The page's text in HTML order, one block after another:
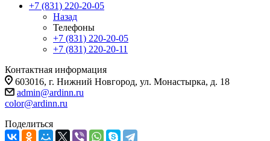
+7 (831) 220-20-05
Назад
Телефоны
+7 (831) 220-20-05
+7 (831) 220-20-11
Контактная информация
603016, г. Нижний Новгород, ул. Монастырка, д. 18
admin@ardinn.ru
color@ardinn.ru
Поделиться